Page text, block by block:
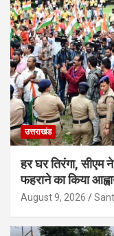
उत्तराखंड
हर घर तिरंगा, सीएम
फहराने का किया
August 9, 2026